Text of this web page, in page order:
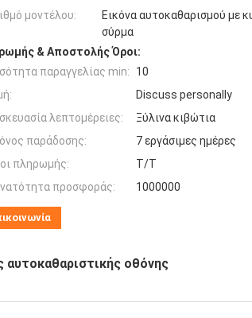
μοντέλου:
Εικόνα αυτοκαθαρισμού με
σύρμα
& Αποστολής Όροι:
παραγγελίας min:
10
Discuss personally
λεπτομέρειες:
Ξύλινα κιβώτια
παράδοσης:
7 εργάσιμες ημέρες
πληρωμής:
Τ/Τ
προσφοράς:
1000000
αυτοκαθαριστικής οθόνης